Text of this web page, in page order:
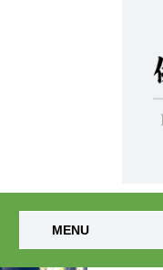
MENU